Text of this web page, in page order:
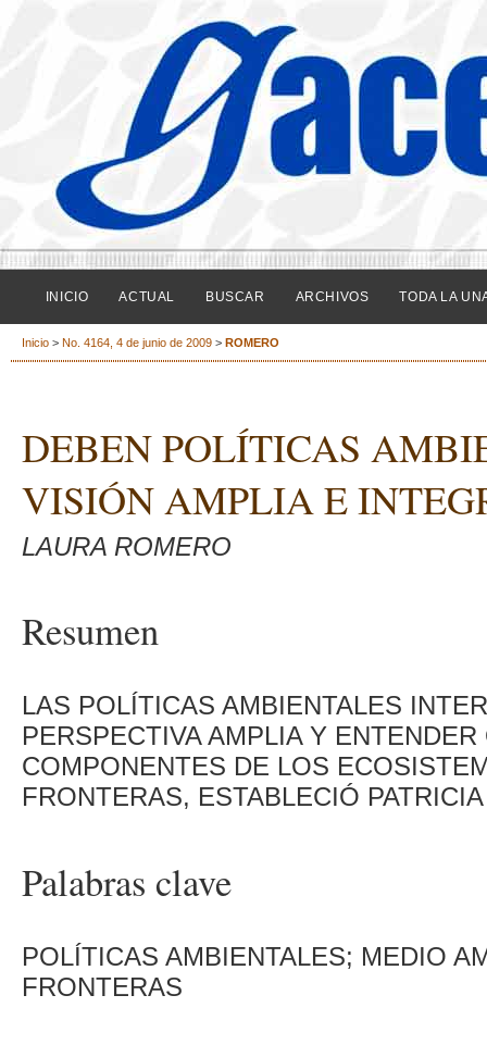
INICIO ACTUAL BUSCAR ARCHIVOS TODA LA
Inicio > No. 4164, 4 de junio de 2009 > ROMERO
DEBEN POLÍTICAS
VISIÓN AMPLIA E
LAURA ROMERO
Resumen
LAS POLÍTICAS AMBIENTALES
PERSPECTIVA AMPLIA Y
COMPONENTES DE LOS
FRONTERAS, ESTABLECIÓ
Palabras clave
POLÍTICAS AMBIENTALES; MEDIO
FRONTERAS